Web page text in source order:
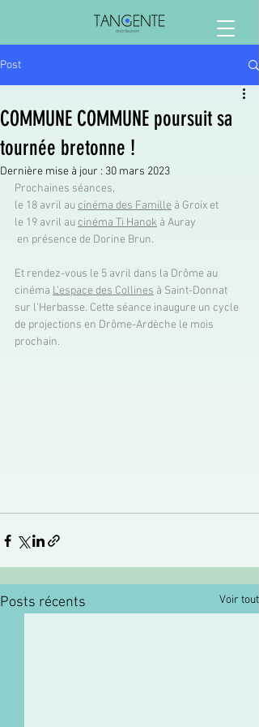
Post
COMMUNE COMMUNE poursuit sa
tournée bretonne !
Dernière mise à jour : 30 mars 2023
Prochaines séances,
le 18 avril au cinéma des Famille à Groix et
le 19 avril au cinéma Ti Hanok à Auray
en présence de Dorine Brun.
Et rendez-vous le 5 avril dans la Drôme au
cinéma L'espace des Collines à Saint-Donnat
sur l'Herbasse. Cette séance inaugure un cycle
de projections en Drôme-Ardèche le mois
prochain.
Posts récents Voir tout